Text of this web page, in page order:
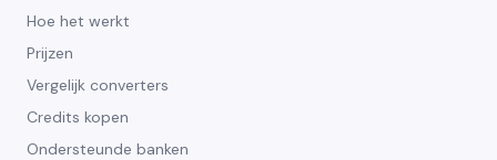
Hoe het werkt
Prijzen
Vergelijk converters
Credits kopen
Ondersteunde banken